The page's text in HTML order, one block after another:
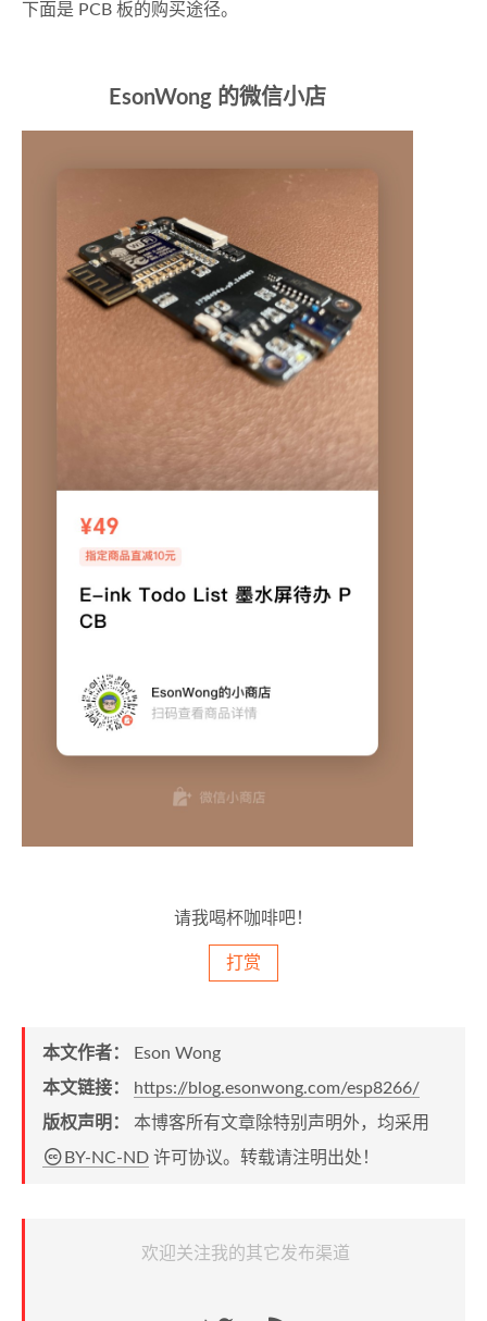
下面是 PCB 板的购买途径。
EsonWong 的微信小店
请我喝杯咖啡吧！
打赏
本文作者：
Eson Wong
本文链接：
https://blog.esonwong.com/esp8266/
版权声明： 本博客所有文章除特别声明外，均采用
BY-NC-ND 许可协议。转载请注明出处！
欢迎关注我的其它发布渠道